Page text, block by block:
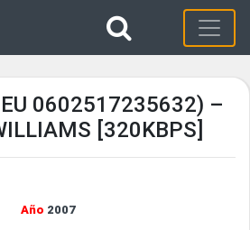
0602517235632) –
[320KBPS]
Año 2007